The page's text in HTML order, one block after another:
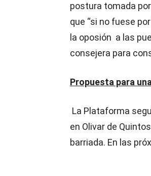
postura tomada
que “si no fuese
la oposión a las
consejera para
Propuesta para
La Plataforma
en Olivar de
barriada. En las